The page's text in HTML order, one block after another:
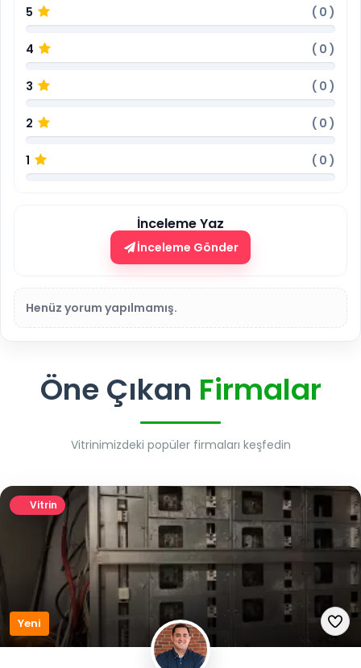
5 ( 0 )
4 ( 0 )
3 ( 0 )
2 ( 0 )
1 ( 0 )
İnceleme Yaz
İnceleme Gönder
Henüz yorum yapılmamış.
Öne Çıkan Firmalar
Vitrinimizdeki popüler firmaları keşfedin
Vitrin
Yeni